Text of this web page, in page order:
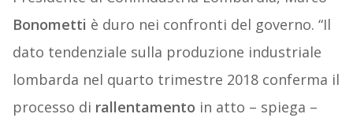
Bonometti è duro nei confronti del governo. “Il
dato tendenziale sulla produzione industriale
lombarda nel quarto trimestre 2018 conferma il
processo di rallentamento in atto – spiega –